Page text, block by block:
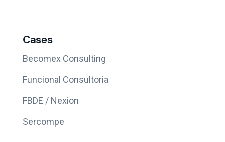
Cases
Becomex Consulting
Funcional Consultoria
FBDE / Nexion
Sercompe